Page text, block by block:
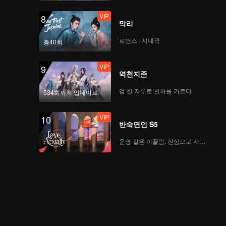
8
총40회
VIP
막리
로맨스 · 시대극
9
534회까지 업데이트
VIP
역천지존
검 한 자루로 천하를 가르다
10 VIP
반숙연인 S5
운명 같은 이끌림, 진심으로 사랑하다